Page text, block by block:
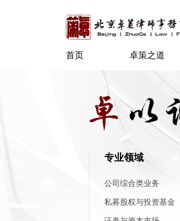
首页 卓策之道
专业领域
公司综合类业务
私募股权与投资基金